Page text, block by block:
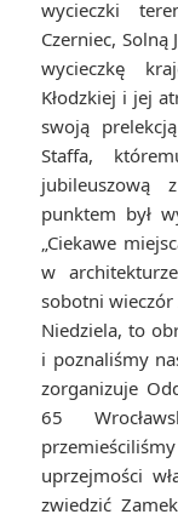
wycieczki
Czerniec, Solną
wycieczkę
Kłodzkiej i jej
swoją
Staffa,
jubileuszową
punktem był
„Ciekawe
w
sobotni wieczór
Niedziela, to
i poznaliśmy
zorganizuje
65
uprzejmości
zwiedzić